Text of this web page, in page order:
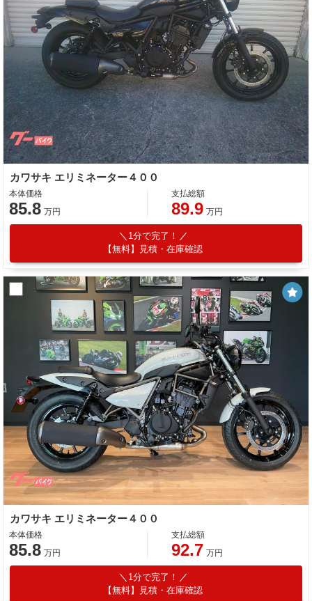
カワサキ エリミネーター４００
本体価格
85.8 万円
支払総額
89.9 万円
1分で完了！
【無料】見積・在庫確認
カワサキ エリミネーター４００
本体価格
85.8 万円
支払総額
92.7 万円
1分で完了！
【無料】見積・在庫確認